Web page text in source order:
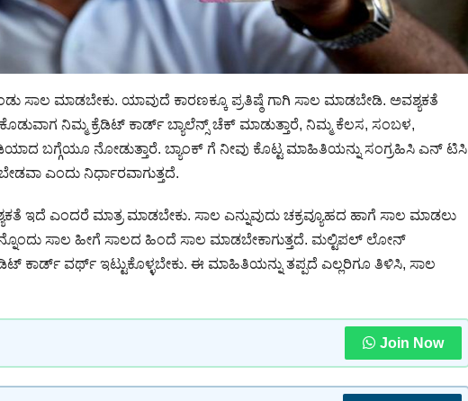
ಮಾಡಬೇಕು. ಯಾವುದೆ ಕಾರಣಕ್ಕೂ ಪ್ರತಿಷ್ಠೆ ಗಾಗಿ ಸಾಲ ಮಾಡಬೇಡಿ. ಅವಶ್ಯಕತೆ
ಕೊಡುವಾಗ ನಿಮ್ಮ ಕ್ರೆಡಿಟ್ ಕಾರ್ಡ್ ಬ್ಯಾಲೆನ್ಸ್ ಚೆಕ್ ಮಾಡುತ್ತಾರೆ, ನಿಮ್ಮ ಕೆಲಸ, ಸಂಬಳ,
ಬಗ್ಗೆಯೂ ನೋಡುತ್ತಾರೆ. ಬ್ಯಾಂಕ್ ಗೆ ನೀವು ಕೊಟ್ಟ ಮಾಹಿತಿಯನ್ನು ಸಂಗ್ರಹಿಸಿ ಎನ್ ಟಿಸಿ
ಎಂದು ನಿರ್ಧಾರವಾಗುತ್ತದೆ.
ಎಂದರೆ ಮಾತ್ರ ಮಾಡಬೇಕು. ಸಾಲ ಎನ್ನುವುದು ಚಕ್ರವ್ಯೂಹದ ಹಾಗೆ ಸಾಲ ಮಾಡಲು
ಸಾಲ ಹೀಗೆ ಸಾಲದ ಹಿಂದೆ ಸಾಲ ಮಾಡಬೇಕಾಗುತ್ತದೆ. ಮಲ್ಟಿಪಲ್ ಲೋನ್
ಕಾರ್ಡ್ ವರ್ಥ್ ಇಟ್ಟುಕೊಳ್ಳಬೇಕು. ಈ ಮಾಹಿತಿಯನ್ನು ತಪ್ಪದೆ ಎಲ್ಲರಿಗೂ ತಿಳಿಸಿ, ಸಾಲ
Join Now